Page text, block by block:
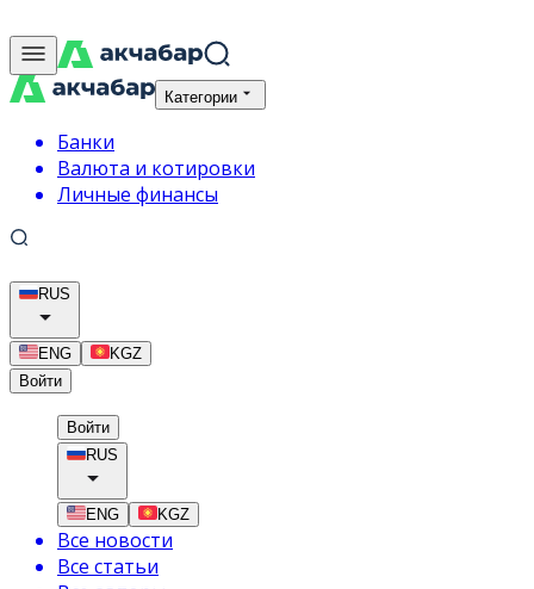
Категории
Банки
Валюта и котировки
Личные финансы
RUS
ENG
KGZ
Войти
Войти
RUS
ENG KGZ
Все новости
Все статьи